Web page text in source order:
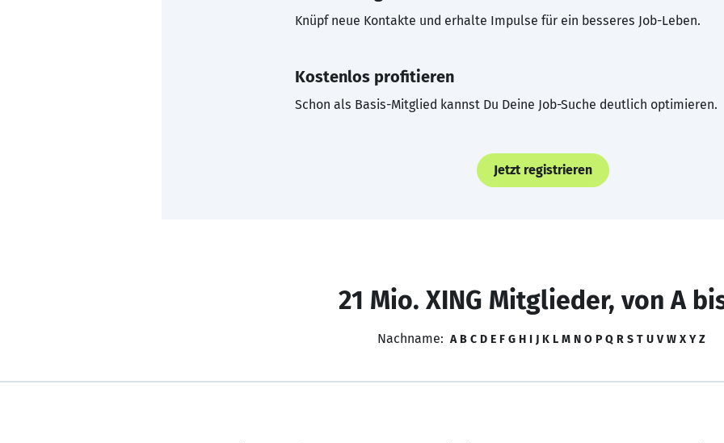
Knüpf neue Kontakte und erhalte Impulse für ein besseres Job-Leben.
Kostenlos profitieren
Schon als Basis-Mitglied kannst Du Deine Job-Suche deutlich optimieren.
Jetzt registrieren
21 Mio. XING Mitglieder, von A
Nachname: A B C D E F G H I J K L M N O P Q R S T U V W X Y Z